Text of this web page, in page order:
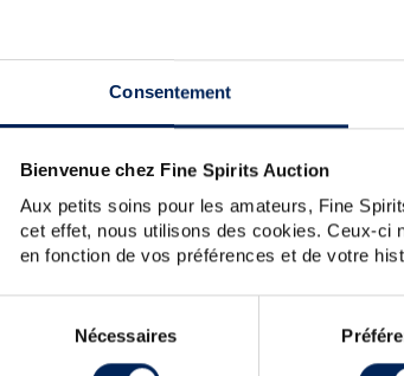
Consentement
Bienvenue chez Fine Spirits Auction
Aux petits soins pour les amateurs, Fine
cet effet, nous utilisons des cookies. Ceux-ci
en fonction de vos préférences et de votre
consentement
Nécessaires
WOULD
GLENTURRET-
TIP:Check the
For
You can also